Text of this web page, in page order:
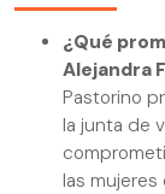
¿Qué
Alejandra
Pastorino
la junta de
las